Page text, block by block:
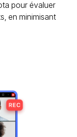
pour évaluer
en minimisant